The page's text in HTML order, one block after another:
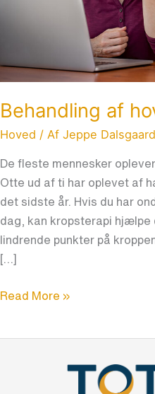
Behandling af
Hoved / Af Jeppe Dalsgaard
De fleste mennesker
Otte ud af ti har oplevet af
det sidste år. Hvis du har
dag, kan kropsterapi hjælpe
lindrende punkter på
[…]
Read More »